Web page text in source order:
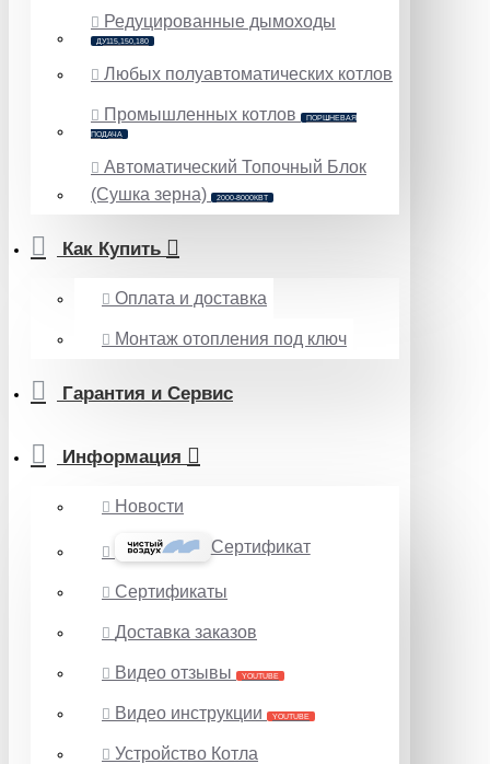
Редуцированные дымоходы
ДУ115,150,180
Любых полуавтоматических котлов
Промышленных котлов ПОРШНЕВАЯ
ПОДАЧА
Автоматический Топочный Блок
(Сушка зерна)
2000-8000КВТ
Как Купить
Оплата и доставка
Монтаж отопления под ключ
Гарантия и Сервис
Информация
Новости
Сертификат
Сертификаты
Доставка заказов
Видео отзывы YOUTUBE
Видео инструкции YOUTUBE
Устройство Котла